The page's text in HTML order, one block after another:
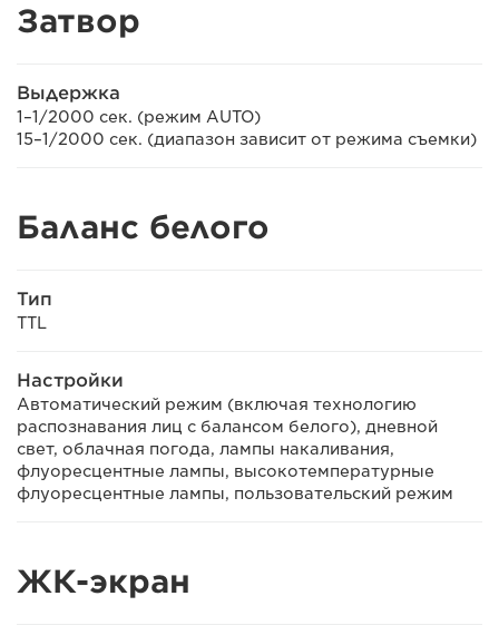
Затвор
Выдержка
1–1/2000 сек. (режим AUTO)
15–1/2000 сек. (диапазон зависит от режима съемки)
Баланс белого
Тип
TTL
Настройки
Автоматический режим (включая технологию
распознавания лиц с балансом белого), дневной
свет, облачная погода, лампы накаливания,
флуоресцентные лампы, высокотемпературные
флуоресцентные лампы, пользовательский режим
ЖК-экран